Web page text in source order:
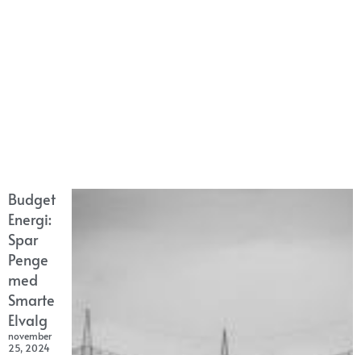
Budget
Energi:
Spar
Penge
med
Smarte
Elvalg
november
25, 2024